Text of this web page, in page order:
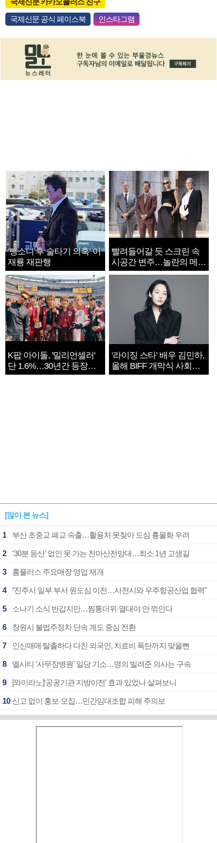
국제신문 공식 페이스북 인스타그램
‘뺑소니 후 술타기 의혹’ 이
재룡 재판행
빨려들어갈 듯 스크린 속
시공간 변주…놀란의 메시
지는 ‘전쟁 속죄’
K팝 아이돌, '밀리언셀러'
단 1.6%…30년간 등장
1182개팀 전수조사
‘라이징 스타’ 배우 김민하,
올해 BIFF 개막식 사회자
확정
[많이 본 뉴스]
1 부산 초중교 폐교 속출…활용처 못찾아 도심 흉물화 우려
2 ‘30분 등산’ 없인 못 가는 천마산전망대…최소 1년 고생길
3 홈플러스 주요매장 영업 재개
4 “진주시 일부 부서 원도심 이전…사천시와 우주항공산업 협력”
5 소나기 소식 반갑지만…찜통더위·열대야 안 꺾인다
6 창원시 불법주정차 단속 계도 중심 전환
7 인신매매 탈출하다 다친 외국인, 치료비 폭탄까지 맞을뻔
8 엘시티 ‘사무장병원’ 일당 기소…명의 빌려준 의사는 구속
9 [와이라노]‘공공기관 지방이전’ 효과 있었나 살펴보니
10 신고 없이 홍보·모집…민간임대조합 피해 주의보